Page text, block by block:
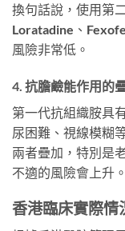
換句話說，使用第
Loratadine、
風險非常低。
4. 抗膽鹼能作用的
第一代抗組織胺具
尿困難、視線模糊
兩者疊加，特別是
不適的風險會上升。
香港臨床實際情